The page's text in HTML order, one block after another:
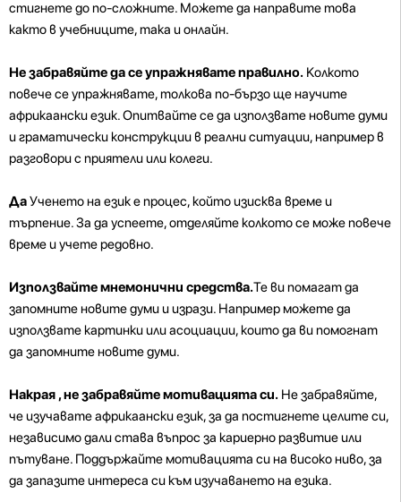
стигнете до по-сложните. Можете да направите това
както в учебниците, така и онлайн.
Не забравяйте да се упражнявате правилно. Колкото
повече се упражнявате, толкова по-бързо ще научите
африкаански език. Опитвайте се да използвате новите думи
и граматически конструкции в реални ситуации, например в
разговори с приятели или колеги.
ДаУченето на език е процес, който изисква време и
търпение. За да успеете, отделяйте колкото се може повече
време и учете редовно.
Използвайте мнемонични средства.Те ви помагат да
запомните новите думи и изрази. Например можете да
използвате картинки или асоциации, които да ви помогнат
да запомните новите думи.
Накрая , не забравяйте мотивацията си. Не забравяйте,
че изучавате африкаански език, за да постигнете целите си,
независимо дали става въпрос за кариерно развитие или
пътуване. Поддържайте мотивацията си на високо ниво, за
да запазите интереса си към изучаването на езика.